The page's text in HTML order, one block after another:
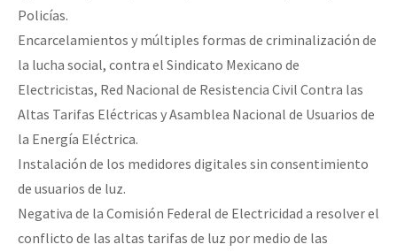
Policías.
Encarcelamientos y múltiples formas de criminalización de
la lucha social, contra el Sindicato Mexicano de
Electricistas, Red Nacional de Resistencia Civil Contra las
Altas Tarifas Eléctricas y Asamblea Nacional de Usuarios de
la Energía Eléctrica.
Instalación de los medidores digitales sin consentimiento
de usuarios de luz.
Negativa de la Comisión Federal de Electricidad a resolver el
conflicto de las altas tarifas de luz por medio de las